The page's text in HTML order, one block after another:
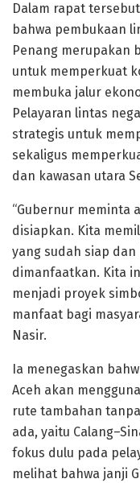
Dalam rapat
bahwa pembukaan
Penang merupakan
untuk memperkuat
membuka jalur
Pelayaran lintas
strategis untuk
sekaligus
dan kawasan utara
“Gubernur meminta
disiapkan. Kita
yang sudah siap dan
dimanfaatkan. Kita
menjadi proyek
manfaat bagi
Nasir.
Ia menegaskan
Aceh akan
rute tambahan
ada, yaitu
fokus dulu pada
melihat bahwa janji